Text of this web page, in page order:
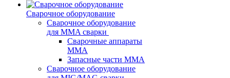
Сварочное оборудование
Сварочное оборудование
для MMA сварки
Сварочные аппараты
MMA
Запасные части MMA
Сварочное оборудование